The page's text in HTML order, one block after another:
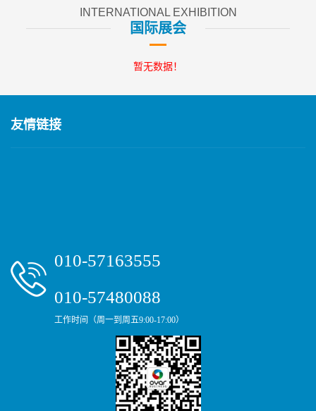
INTERNATIONAL EXHIBITION
国际展会
暂无数据！
友情链接
010-57163555
010-57480088
工作时间（周一到周五9:00-17:00）